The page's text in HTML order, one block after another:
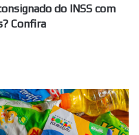
do INSS com
Confira